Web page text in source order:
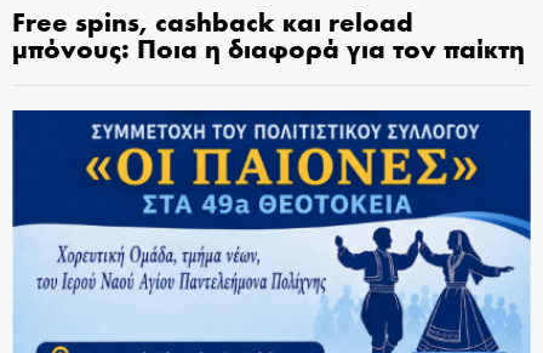
Free spins, cashback και reload
μπόνους: Ποια η διαφορά για τον παίκτη